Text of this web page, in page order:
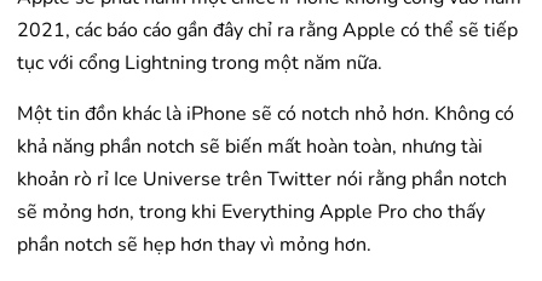
2021, các báo cáo gần đây chỉ ra rằng Apple có thể sẽ tiếp
tục với cổng Lightning trong một năm nữa.
Một tin đồn khác là iPhone sẽ có notch nhỏ hơn. Không có
khả năng phần notch sẽ biến mất hoàn toàn, nhưng tài
khoản rò rỉ Ice Universe trên Twitter nói rằng phần notch
sẽ mỏng hơn, trong khi Everything Apple Pro cho thấy
phần notch sẽ hẹp hơn thay vì mỏng hơn.